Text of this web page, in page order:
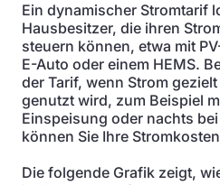
Ein dynamischer Stromtarif
Hausbesitzer, die ihren
steuern können, etwa mit
E-Auto oder einem HEMS.
der Tarif, wenn Strom
genutzt wird, zum Beispiel
Einspeisung oder nachts
können Sie Ihre
Die folgende Grafik zeigt,